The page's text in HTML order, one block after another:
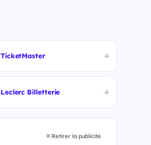
TicketMaster
Leclerc Billetterie
Retirer la publicité